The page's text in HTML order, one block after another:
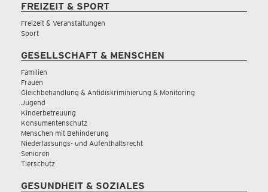
FREIZEIT & SPORT
Freizeit & Veranstaltungen
Sport
GESELLSCHAFT & MENSCHEN
Familien
Frauen
Gleichbehandlung & Antidiskriminierung & Monitoring
Jugend
Kinderbetreuung
Konsumentenschutz
Menschen mit Behinderung
Niederlassungs- und Aufenthaltsrecht
Senioren
Tierschutz
GESUNDHEIT & SOZIALES